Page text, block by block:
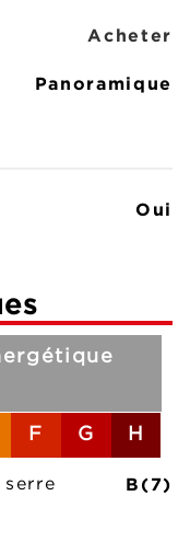
Acheter
Panoramique
Oui
F G H
B(7)